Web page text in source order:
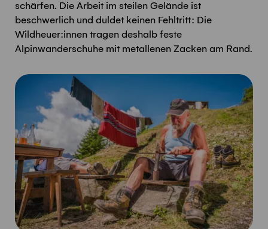
schärfen. Die Arbeit im steilen Gelände ist
beschwerlich und duldet keinen Fehltritt: Die
Wildheuer:innen tragen deshalb feste
Alpinwanderschuhe mit metallenen Zacken am Rand.